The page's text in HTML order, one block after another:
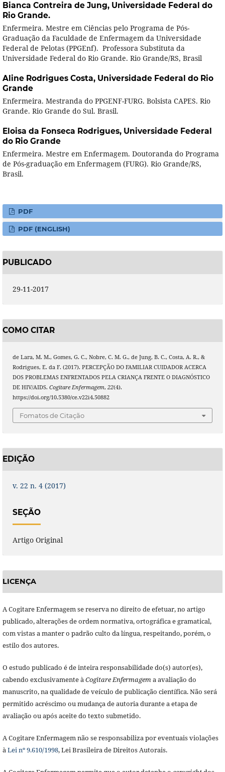
Bianca Contreira de Jung, Universidade Federal do
Rio Grande.
Enfermeira. Mestre em Ciências pelo Programa de Pós-
Graduação da Faculdade de Enfermagem da Universidade
Federal de Pelotas (PPGEnf). Professora Substituta da
Universidade Federal do Rio Grande. Rio Grande/RS, Brasil
Aline Rodrigues Costa, Universidade Federal do Rio
Grande
Enfermeira. Mestranda do PPGENF-FURG. Bolsista CAPES. Rio
Grande. Rio Grande do Sul. Brasil.
Eloisa da Fonseca Rodrigues, Universidade Federal
do Rio Grande
Enfermeira. Mestre em Enfermagem. Doutoranda do Programa
de Pós-graduação em Enfermagem (FURG). Rio Grande/RS,
Brasil.
PDF
PDF (ENGLISH)
PUBLICADO
29-11-2017
COMO CITAR
de Lara, M. M., Gomes, G. C., Nobre, C. M. G., de Jung, B. C., Costa, A. R., &
Rodrigues, E. da F. (2017). PERCEPÇÃO DO FAMILIAR CUIDADOR ACERCA
DOS PROBLEMAS ENFRENTADOS PELA CRIANÇA FRENTE O DIAGNÓSTICO
DE HIV/AIDS. Cogitare Enfermagem, 22(4).
https://doi.org/10.5380/ce.v22i4.50882
Fomatos de Citação
EDIÇÃO
v. 22 n. 4 (2017)
SEÇÃO
Artigo Original
LICENÇA
A Cogitare Enfermagem se reserva no direito de efetuar, no artigo
publicado, alterações de ordem normativa, ortográfica e gramatical,
com vistas a manter o padrão culto da língua, respeitando, porém, o
estilo dos autores.
O estudo publicado é de inteira responsabilidade do(s) autor(es),
cabendo exclusivamente àCogitare Enfermagema avaliação do
manuscrito, na qualidade de veículo de publicação científica. Não será
permitido acréscimo ou mudança de autoria durante a etapa de
avaliação ou após aceite do texto submetido.
A Cogitare Enfermagem não se responsabiliza por eventuais violações
àLei nº 9.610/1998, Lei Brasileira de Direitos Autorais.